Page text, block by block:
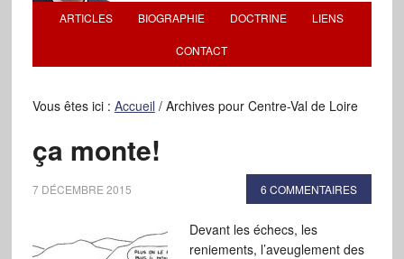
ARTICLES BIOGRAPHIE DOCTRINE LIENS
CONTACT
Vous êtes ici : Accueil /Archives pour Centre-Val de Loire
ça monte!
7 DÉCEMBRE 2015 6 COMMENTAIRES
Devant les échecs, les
reniements, l’aveuglement des